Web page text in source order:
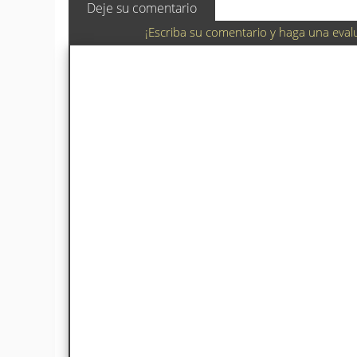
Deje su comentario
¡Escriba su comentario y haga una